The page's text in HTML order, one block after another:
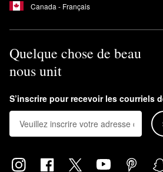
Canada - Français
Quelque chose de beau
nous unit
S’inscrire pour recevoir les courriels